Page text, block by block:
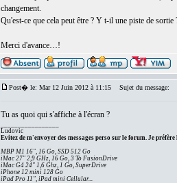
changement.
Qu'est-ce que cela peut être ? Y t-il une piste de sortie
Merci d'avance…!
Post� le: Mar 12 Juin 2012 à 11:15 Sujet du message:
Tu as quoi qui s'affiche à l'écran ?
Ludovic
Evitez de m'envoyer des messages perso sur le forum. Je préfère
MBP M1 16", 16 Go, SSD 512 Go
iMac 27" 2,9 GHz, 16 Go, 3 To FusionDrive
iMac G4 24" 1,6 Ghz, 1 Go, SuperDrive
iPhone 12 mini 128 Go
iPad Pro 11", iPad mini Cellular...